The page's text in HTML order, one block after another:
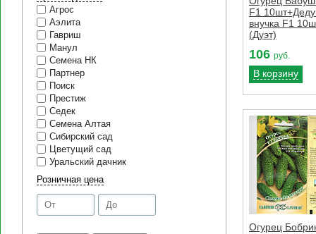
Агрос
Аэлита
Гавриш
Манул
Семена НК
Партнер
Поиск
Престиж
Седек
Семена Алтая
Сибирский сад
Цветущий сад
Уральский дачник
Розничная цена
F1
внучка F1
(Дуэт)
106 руб.
В корзину
Огурец